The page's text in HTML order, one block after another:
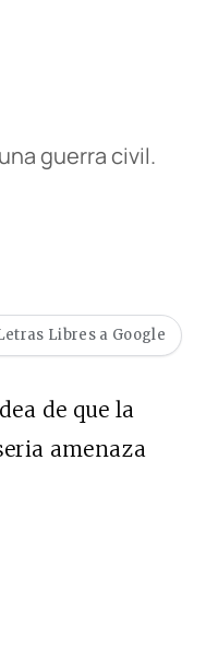
guerra civil.
Libres a Google
de que la
amenaza